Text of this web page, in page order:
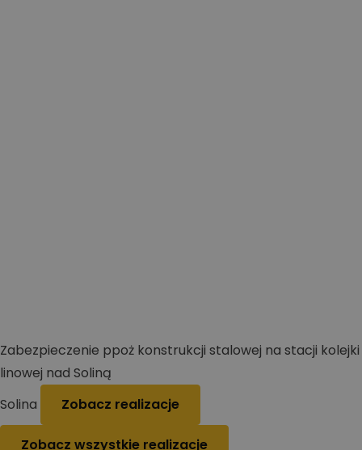
Zabezpieczenie ppoż konstrukcji stalowej na stacji kolejki
linowej nad Soliną
Solina
Zobacz realizacje
Zobacz wszystkie realizacje